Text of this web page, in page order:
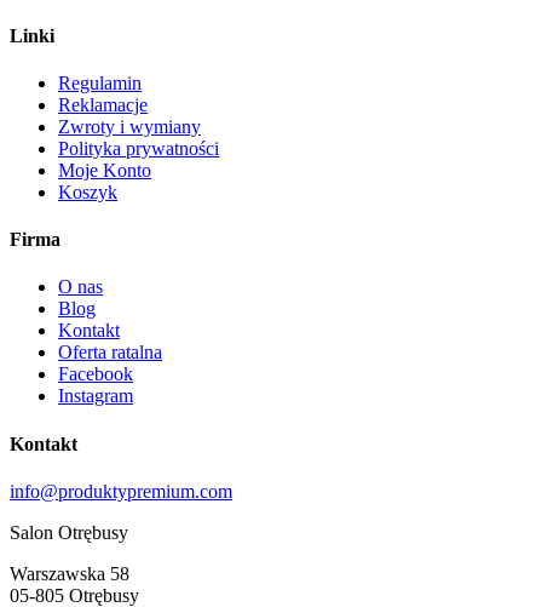
Linki
Regulamin
Reklamacje
Zwroty i wymiany
Polityka prywatności
Moje Konto
Koszyk
Firma
O nas
Blog
Kontakt
Oferta ratalna
Facebook
Instagram
Kontakt
info@produktypremium.com
Salon Otrębusy
Warszawska 58
05-805 Otrębusy